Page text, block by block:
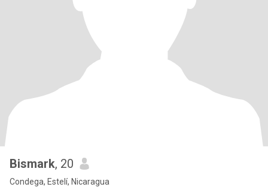
Bismark, 20
Condega, Estelí, Nicaragua